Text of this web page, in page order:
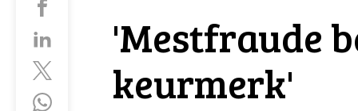
'Mestfraude
keurmerk'